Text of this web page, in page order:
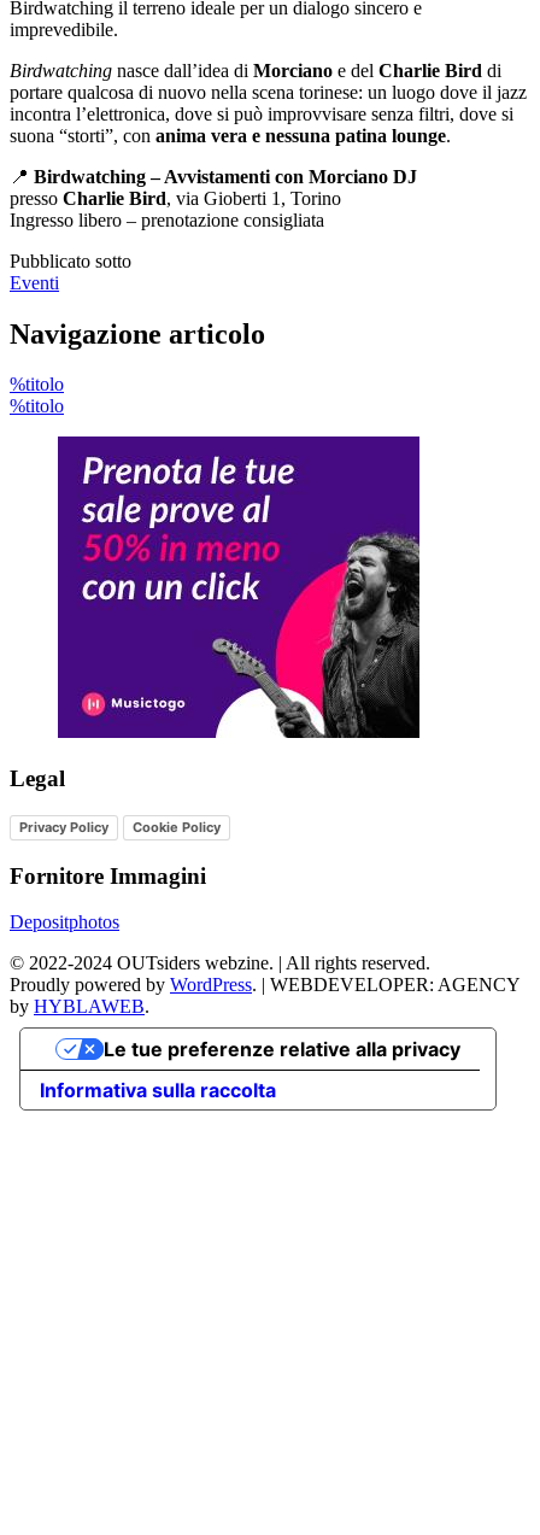
Birdwatching il terreno ideale per un dialogo sincero e
imprevedibile.
Birdwatching nasce dall’idea di Morciano e del Charlie Bird di
portare qualcosa di nuovo nella scena torinese: un luogo dove il jazz
incontra l’elettronica, dove si può improvvisare senza filtri, dove si
suona “storti”, con anima vera e nessuna patina lounge.
📍 Birdwatching – Avvistamenti con Morciano DJ
presso Charlie Bird, via Gioberti 1, Torino
Ingresso libero – prenotazione consigliata
Pubblicato sotto
Eventi
Navigazione articolo
%titolo
%titolo
Legal
Privacy Policy Cookie Policy
Fornitore Immagini
Depositphotos
© 2022-2024 OUTsiders webzine. | All rights reserved.
Proudly powered by WordPress. | WEBDEVELOPER: AGENCY
by HYBLAWEB.
Informativa sulla raccolta
Le tue preferenze relative alla privacy